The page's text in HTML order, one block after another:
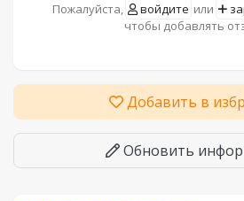
Пожалуйста, войдите или
чтобы добавлять
Добавить в
Обновить